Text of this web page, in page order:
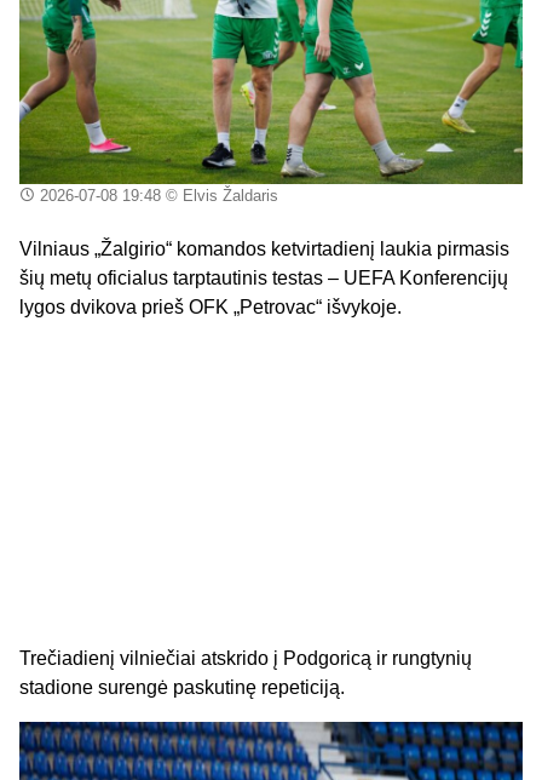
2026-07-08 19:48© Elvis Žaldaris
Vilniaus „Žalgirio“ komandos ketvirtadienį laukia pirmasis
šių metų oficialus tarptautinis testas – UEFA Konferencijų
lygos dvikova prieš OFK „Petrovac“ išvykoje.
Trečiadienį vilniečiai atskrido į Podgoricą ir rungtynių
stadione surengė paskutinę repeticiją.